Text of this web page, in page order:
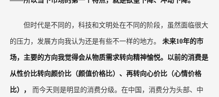
环境中的处境，都处在看上去有些类似的状况下。
当这些经济环境要素集中在一起的时候，又遭受了
美国利息的上升。
在种种因素之下，很多行业都感到了巨大的压力。而东亚文化